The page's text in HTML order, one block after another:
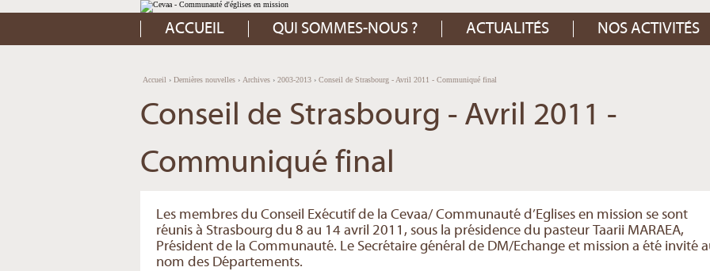
Aller
au
contenu.
Aller
à
Outils
personnels
ACCUEIL QUI SOMMES-NOUS ? ACTUALITÉS NOS ACTIVITÉS
Accueil › Dernières nouvelles › Archives › 2003-2013 › Conseil de Strasbourg - Avril 2011 - Communiqué final
Conseil de Strasbourg - Avril 2011 -
Communiqué final
Les membres du Conseil Exécutif de la Cevaa/ Communauté d’Eglises en mission se sont
réunis à Strasbourg du 8 au 14 avril 2011, sous la présidence du pasteur Taarii MARAEA,
Président de la Communauté. Le Secrétaire général de DM/Echange et mission a été invité
nom des Départements.